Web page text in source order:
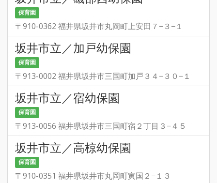
保育園
〒910-0362 福井県坂井市丸岡町上安田７−３−１
坂井市立／加戸幼保園
保育園
〒913-0002 福井県坂井市三国町加戸３４−３０−１
坂井市立／宿幼保園
保育園
〒913-0056 福井県坂井市三国町宿２丁目３−４５
坂井市立／高椋幼保園
保育園
〒910-0351 福井県坂井市丸岡町寅国２−１３